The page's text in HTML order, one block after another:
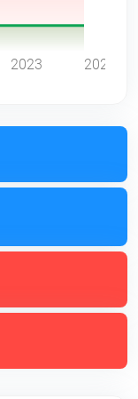
2023 2024